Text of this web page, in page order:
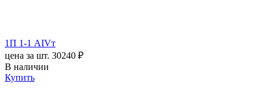
1П 1-1 АIVт
цена за шт. 30240 ₽
В наличии
Купить